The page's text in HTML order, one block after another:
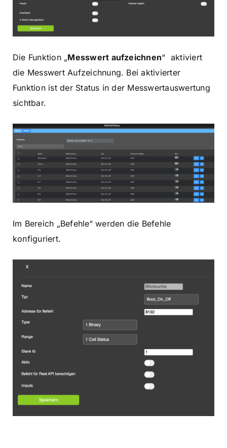
Die Funktion „Messwert aufzeichnen“ aktiviert
die Messwert Aufzeichnung. Bei aktivierter
Funktion ist der Status in der Messwertauswertung
sichtbar.
Im Bereich „Befehle“ werden die Befehle
konfiguriert.